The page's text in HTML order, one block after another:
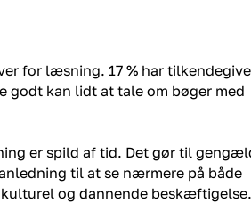
for læsning. 17 % har
godt kan lidt at tale om bøger med
er spild af tid. Det gør til
til at se nærmere på både
og dannende beskæftigelse.